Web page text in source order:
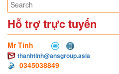
Hỗ trợ trực tuyến
Mr Tính
thanhtinh@ansgroup.asia
0345038849